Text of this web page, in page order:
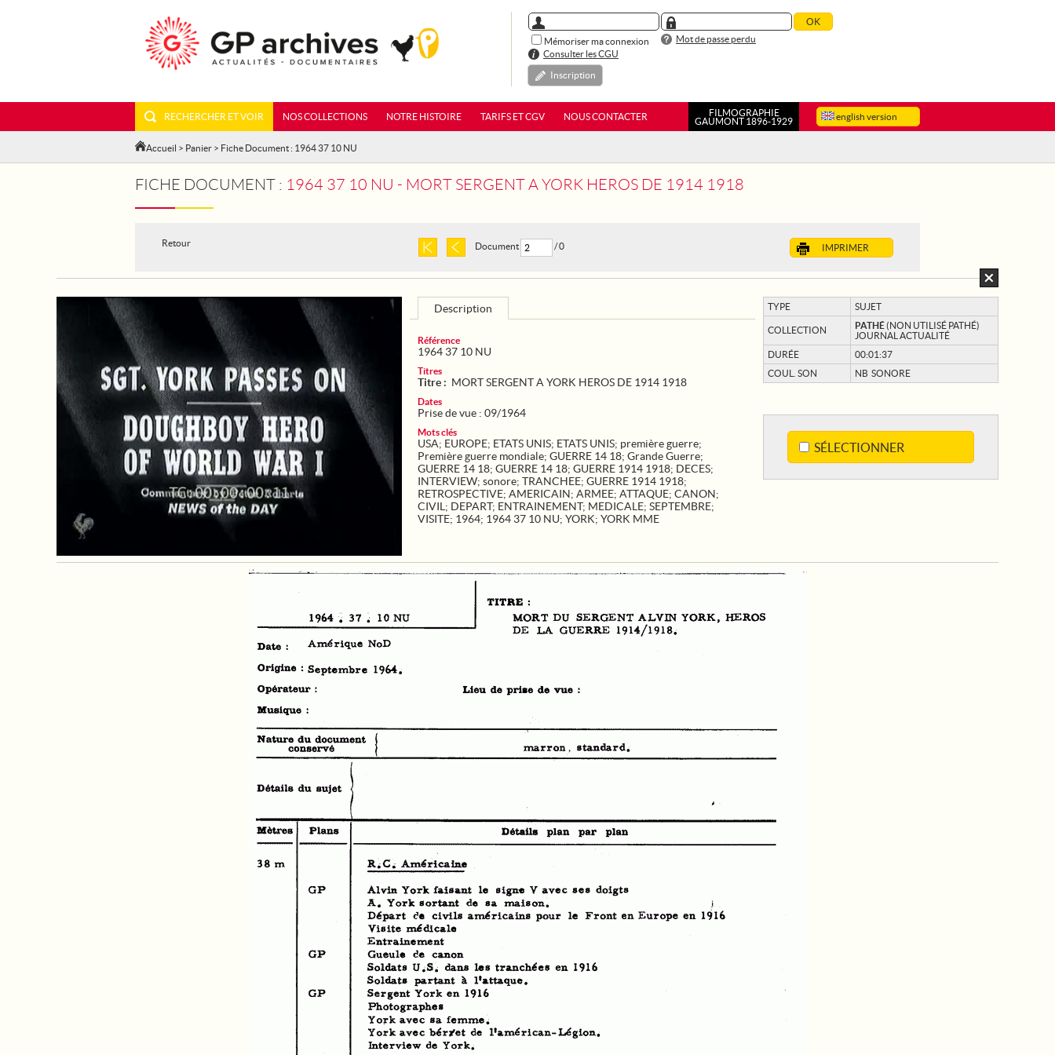
Mémoriser ma connexion
Mot de passe perdu
Consulter les CGU
Inscription
english version
RECHERCHER ET VOIR NOS COLLECTIONS NOTRE HISTOIRE TARIFS ET CGV NOUS CONTACTER
FILMOGRAPHIE
GAUMONT 1896-1929
Accueil > Panier > Fiche Document : 1964 37 10 NU
FICHE DOCUMENT : 1964 37 10 NU - MORT SERGENT A YORK HEROS DE 1914 1918
Retour IMPRIMER
Document / 0
TYPE SUJET
COLLECTION PATHÉ(NON UTILISÉ PATHÉ)
JOURNAL ACTUALITÉ
DURÉE
00:01:37
COUL. SON
NB SONORE
SÉLECTIONNER
Description
Référence
1964 37 10 NU
Titres
Titre : MORT SERGENT A YORK HEROS DE 1914 1918
Dates
Prise de vue : 09/1964
Mots clés
USA; EUROPE; ETATS UNIS; ETATS UNIS; première guerre;
Première guerre mondiale; GUERRE 14 18; Grande Guerre;
GUERRE 14 18; GUERRE 14 18; GUERRE 1914 1918; DECES;
INTERVIEW; sonore; TRANCHEE; GUERRE 1914 1918;
RETROSPECTIVE; AMERICAIN; ARMEE; ATTAQUE; CANON;
CIVIL ; DEPART; ENTRAINEMENT; MEDICALE; SEPTEMBRE;
VISITE; 1964; 1964 37 10 NU; YORK; YORK MME